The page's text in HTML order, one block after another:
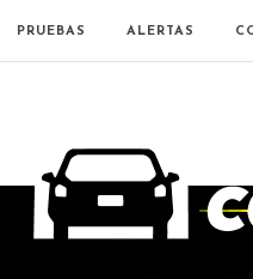
PRUEBAS ALERTAS